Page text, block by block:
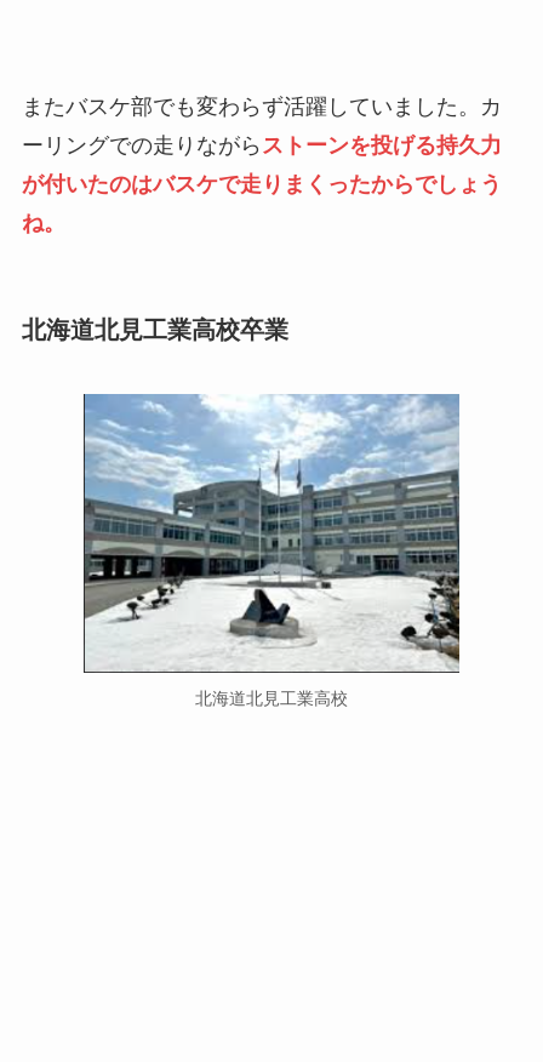
またバスケ部でも変わらず活躍していました。カ
ーリングでの走りながら ストーンを投げる持久力
が付いたのはバスケで走りまくったからでしょう
ね。
北海道北見工業高校卒業
北海道北見工業高校